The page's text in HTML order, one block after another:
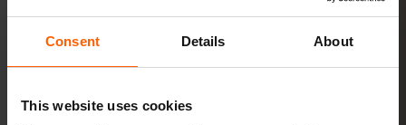
Consent Details About
This website uses cookies
عرض الباقات